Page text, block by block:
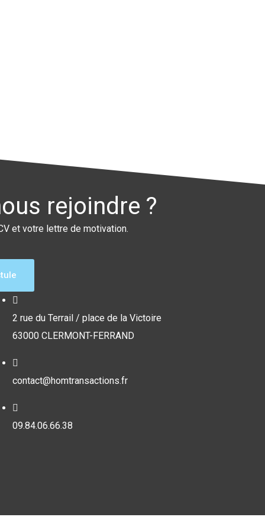
rejoindre ?
et votre lettre de motivation.
2 rue du Terrail / place de la Victoire
63000 CLERMONT-FERRAND
contact@homtransactions.fr
09.84.06.66.38